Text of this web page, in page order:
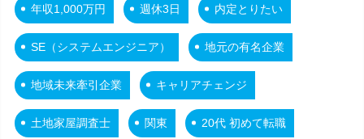
年収1,000万円 週休3日 内定とりたい
SE（システムエンジニア） 地元の有名企業
地域未来牽引企業 キャリアチェンジ
土地家屋調査士 関東 20代 初めて転職